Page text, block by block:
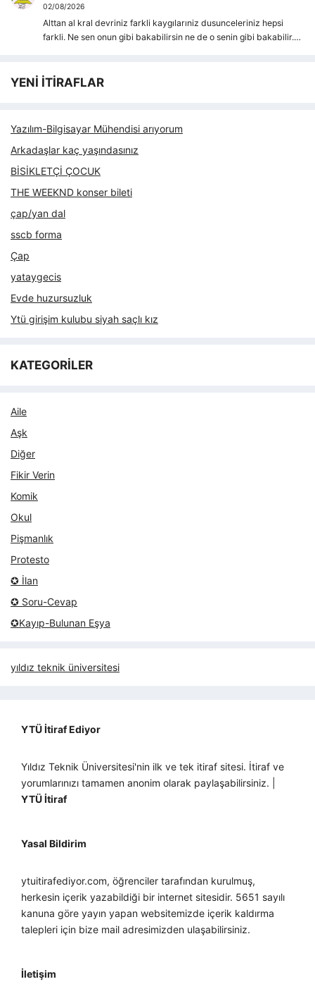
02/08/2026
Alttan al kral devriniz farkli kaygılarıniz dusunceleriniz hepsi
farkli. Ne sen onun gibi bakabilirsin ne de o senin gibi bakabilir.…
YENİ İTİRAFLAR
Yazılım-Bilgisayar Mühendisi arıyorum
Arkadaşlar kaç yaşındasınız
BİSİKLETÇİ ÇOCUK
THE WEEKND konser bileti
çap/yan dal
sscb forma
Çap
yataygecis
Evde huzursuzluk
Ytü girişim kulubu siyah saçlı kız
KATEGORİLER
Aile
Aşk
Diğer
Fikir Verin
Komik
Okul
Pişmanlık
Protesto
✪ İlan
✪ Soru-Cevap
✪Kayıp-Bulunan Eşya
yıldız teknik üniversitesi
YTÜ İtiraf Ediyor
Yıldız Teknik Üniversitesi'nin ilk ve tek itiraf sitesi. İtiraf ve
yorumlarınızı tamamen anonim olarak paylaşabilirsiniz. |
YTÜ İtiraf
Yasal Bildirim
ytuitirafediyor.com, öğrenciler tarafından kurulmuş,
herkesin içerik yazabildiği bir internet sitesidir. 5651 sayılı
kanuna göre yayın yapan websitemizde içerik kaldırma
talepleri için bize mail adresimizden ulaşabilirsiniz.
İletişim